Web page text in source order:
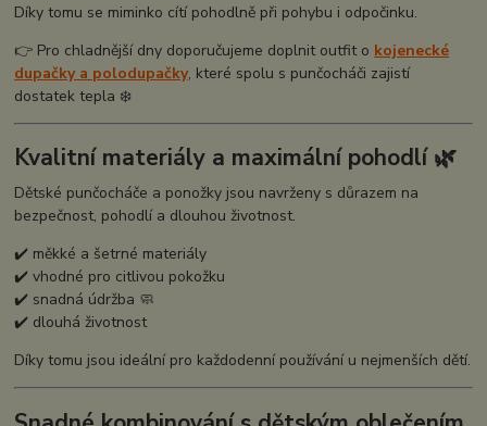
Díky tomu se miminko cítí pohodlně při pohybu i odpočinku.
👉 Pro chladnější dny doporučujeme doplnit outfit o kojenecké
dupačky a polodupačky, které spolu s punčocháči zajistí
dostatek tepla ❄️
Kvalitní materiály a maximální pohodlí 🌿
Dětské punčocháče a ponožky jsou navrženy s důrazem na
bezpečnost, pohodlí a dlouhou životnost.
✔️ měkké a šetrné materiály
✔️ vhodné pro citlivou pokožku
✔️ snadná údržba 🧼
✔️ dlouhá životnost
Díky tomu jsou ideální pro každodenní používání u nejmenších dětí.